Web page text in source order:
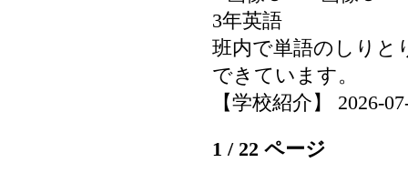
3年英語
班内で単語のしりと
できています。
【学校紹介】 2026-
1 / 22 ページ